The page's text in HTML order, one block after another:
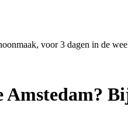
voor 3 dagen in de
Amstedam?